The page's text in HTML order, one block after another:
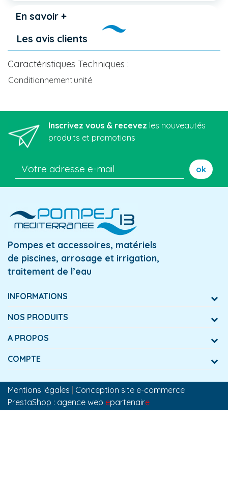
En savoir +
Les avis clients
Caractéristiques Techniques :
Conditionnement unité
Inscrivez vous & recevez les nouveautés
produits et promotions
ok
Pompes et accessoires, matériels
de piscines, arrosage et irrigation,
traitement de l’eau
INFORMATIONS
NOS PRODUITS
A PROPOS
COMPTE
Mentions légales
Conception site e-commerce
PrestaShop : agence web epartenaire